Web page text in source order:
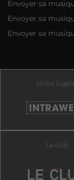
Envoyer sa
Envoyer sa
Envoyer sa
Notre
Le club